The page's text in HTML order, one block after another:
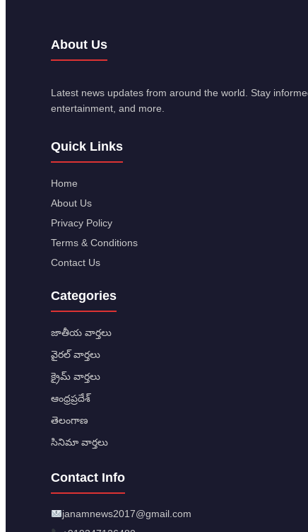
About Us
Latest news updates from around the world. Stay
entertainment, and more.
Quick Links
Home
About Us
Privacy Policy
Terms & Conditions
Contact Us
Categories
జాతీయ వార్తలు
వైరల్ వార్తలు
క్రైమ్ వార్తలు
ఆంధ్రప్రదేశ్
తెలంగాణ
సినిమా వార్తలు
Contact Info
janamnews2017@gmail.com